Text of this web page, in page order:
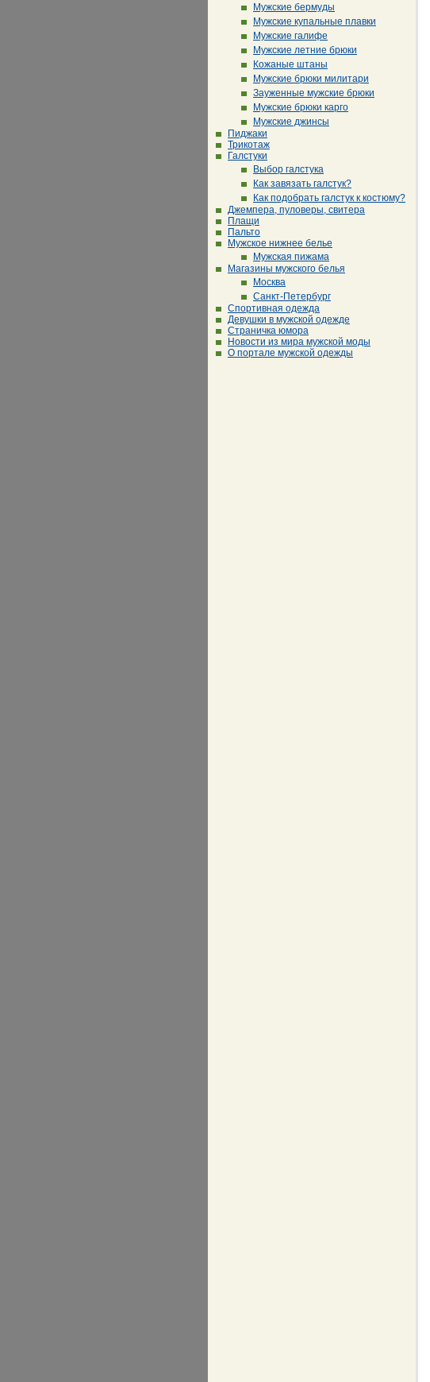
Мужские бермуды
Мужские купальные плавки
Мужские галифе
Мужские летние брюки
Кожаные штаны
Мужские брюки милитари
Зауженные мужские брюки
Мужские брюки карго
Мужские джинсы
Пиджаки
Трикотаж
Галстуки
Выбор галстука
Как завязать галстук?
Как подобрать галстук к костюму?
Джемпера, пуловеры, свитера
Плащи
Пальто
Мужское нижнее белье
Мужская пижама
Магазины мужского белья
Москва
Санкт-Петербург
Спортивная одежда
Девушки в мужской одежде
Страничка юмора
Новости из мира мужской моды
О портале мужской одежды